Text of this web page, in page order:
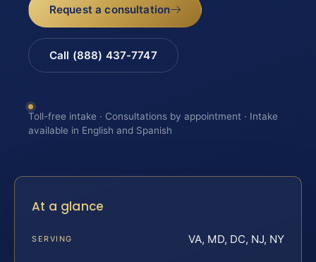
Request a consultation
Call (888) 437-7747
Toll-free intake · Consultations by appointment · Intake
available in English and Spanish
At a glance
SERVING VA, MD, DC, NJ, NY